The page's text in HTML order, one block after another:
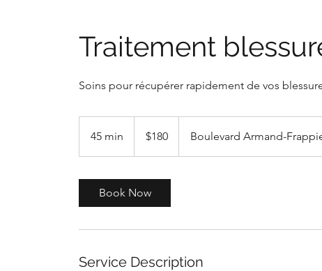
Traitement
Soins pour récupérer rapidement de vos
45 min
5
dollars$180 Boulevard Armand-
Book Now
Service Description